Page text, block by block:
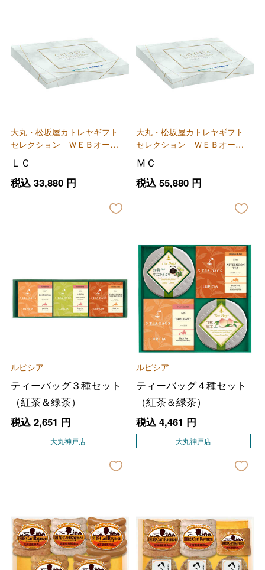
大丸・松坂屋カトレヤギフト
セレクション ＷＥＢオーダ
ーカード
ＬＣ
税込 33,880円
大丸・松坂屋カトレヤギフト
セレクション ＷＥＢオーダ
ーカード
ＭＣ
税込 55,880円
ルピシア
ティーバッグ３種セット
（紅茶＆緑茶）
税込 2,651 円
大丸神戸店
ルピシア
ティーバッグ４種セット
（紅茶＆緑茶）
税込 4,461 円
大丸神戸店